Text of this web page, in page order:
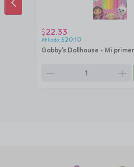
Gabby's Dollhouse - Mi
$22.33
$20.10
remove add
ANTERIOR